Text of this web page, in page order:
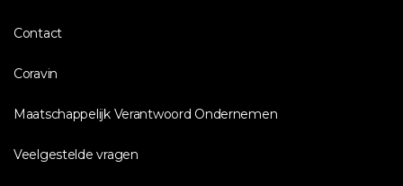
Contact
Coravin
Maatschappelijk Verantwoord Ondernemen
Veelgestelde vragen